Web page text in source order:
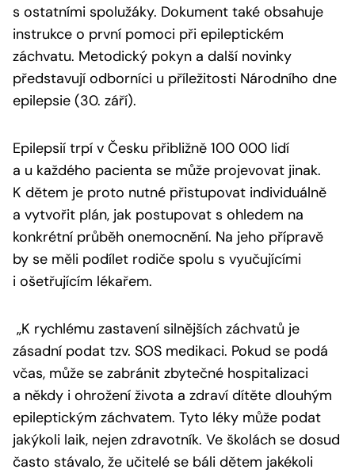
s ostatními spolužáky. Dokument také obsahuje
instrukce o první pomoci při epileptickém
záchvatu. Metodický pokyn a další novinky
představují odborníci u příležitosti Národního dne
epilepsie (30. září).
Epilepsií trpí v Česku přibližně 100 000 lidí
a u každého pacienta se může projevovat jinak.
K dětem je proto nutné přistupovat individuálně
a vytvořit plán, jak postupovat s ohledem na
konkrétní průběh onemocnění. Na jeho přípravě
by se měli podílet rodiče spolu s vyučujícími
i ošetřujícím lékařem.
„K rychlému zastavení silnějších záchvatů je
zásadní podat tzv. SOS medikaci. Pokud se podá
včas, může se zabránit zbytečné hospitalizaci
a někdy i ohrožení života a zdraví dítěte dlouhým
epileptickým záchvatem. Tyto léky může podat
jakýkoli laik, nejen zdravotník. Ve školách se dosud
často stávalo, že učitelé se báli dětem jakékoli